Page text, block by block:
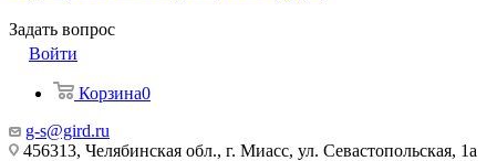
Задать вопрос
Войти
Корзина0
g-s@gird.ru
456313, Челябинская обл., г. Миасс, ул. Севастопольская, 1а